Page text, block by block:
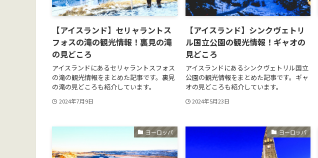
【アイスランド】セリャラントス
フォスの滝の観光情報！裏見の滝
の見どころ
アイスランドにあるセリャラントスフォス
の滝の観光情報をまとめた記事です。裏見
の滝の見どころも紹介しています。
2024年7月9日
【アイスランド】シンクヴェトリ
ル国立公園の観光情報！ギャオの
見どころ
アイスランドにあるシンクヴェトリル国立
公園の観光情報をまとめた記事です。ギャ
オの見どころも紹介しています。
2024年5月23日
ヨーロッパ ヨーロッパ